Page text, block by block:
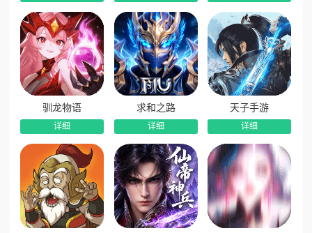
驯龙物语
详细
求和之路
详细
天子手游
详细